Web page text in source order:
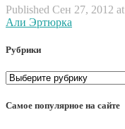
Published Сен 27, 2012 at
Али Эртюрка
Рубрики
Рубрики
Самое популярное на сайте